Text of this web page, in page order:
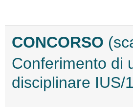
CONCORSO
Conferimento di
disciplinare IUS/